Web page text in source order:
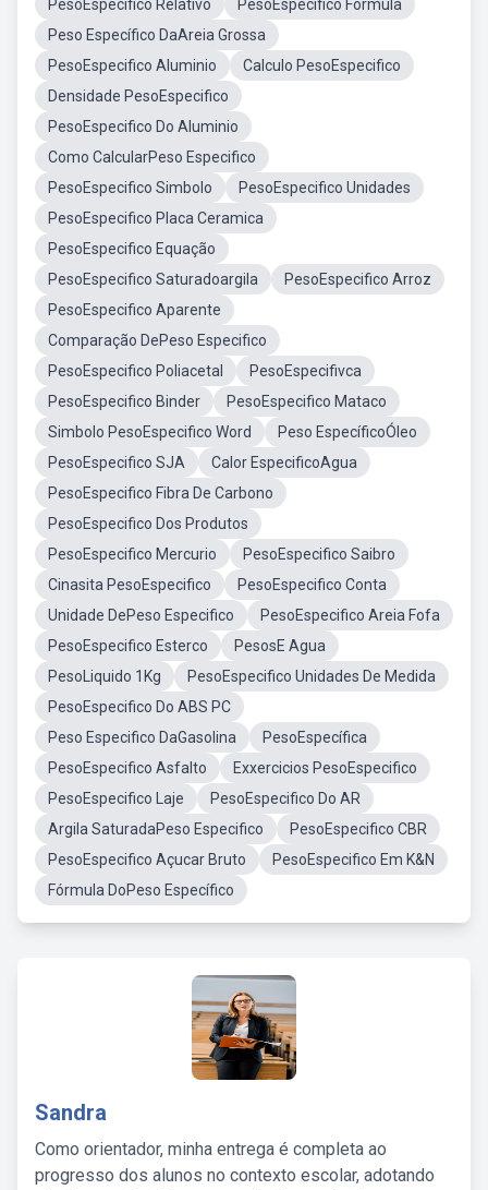
PesoEspecifico Relativo
PesoEspecifico Formula
Peso Específico DaAreia Grossa
PesoEspecifico Aluminio
Calculo PesoEspecifico
Densidade PesoEspecifico
PesoEspecifico Do Aluminio
Como CalcularPeso Especifico
PesoEspecifico Simbolo
PesoEspecifico Unidades
PesoEspecifico Placa Ceramica
PesoEspecifico Equação
PesoEspecifico Saturadoargila
PesoEspecifico Arroz
PesoEspecifico Aparente
Comparação DePeso Especifico
PesoEspecifico Poliacetal
PesoEspecifivca
PesoEspecifico Binder
PesoEspecifico Mataco
Simbolo PesoEspecifico Word
Peso EspecíficoÓleo
PesoEspecifico SJA
Calor EspecificoAgua
PesoEspecifico Fibra De Carbono
PesoEspecifico Dos Produtos
PesoEspecifico Mercurio
PesoEspecifico Saibro
Cinasita PesoEspecifico
PesoEspecifico Conta
Unidade DePeso Especifico
PesoEspecifico Areia Fofa
PesoEspecifico Esterco
PesosE Agua
PesoLiquido 1Kg
PesoEspecifico Unidades De Medida
PesoEspecifico Do ABS PC
Peso Especifico DaGasolina
PesoEspecífica
PesoEspecifico Asfalto
Exxercicios PesoEspecifico
PesoEspecifico Laje
PesoEspecifico Do AR
Argila SaturadaPeso Especifico
PesoEspecifico CBR
PesoEspecifico Açucar Bruto
PesoEspecifico Em K&N
Fórmula DoPeso Específico
Sandra
Como orientador, minha entrega é completa ao
progresso dos alunos no contexto escolar, adotando